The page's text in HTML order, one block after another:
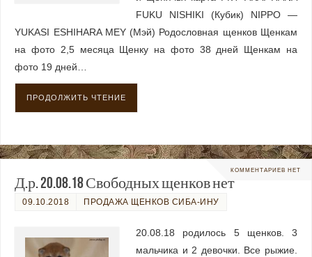
FUKU NISHIKI (Кубик) NIPPO —
YUKASI ESHIHARA MEY (Мэй) Родословная щенков Щенкам
на фото 2,5 месяца Щенку на фото 38 дней Щенкам на
фото 19 дней…
ПРОДОЛЖИТЬ ЧТЕНИЕ
КОММЕНТАРИЕВ НЕТ
Д.р. 20.08.18 Свободных щенков нет
09.10.2018 ПРОДАЖА ЩЕНКОВ СИБА-ИНУ
20.08.18 родилось 5 щенков. 3
мальчика и 2 девочки. Все рыжие.